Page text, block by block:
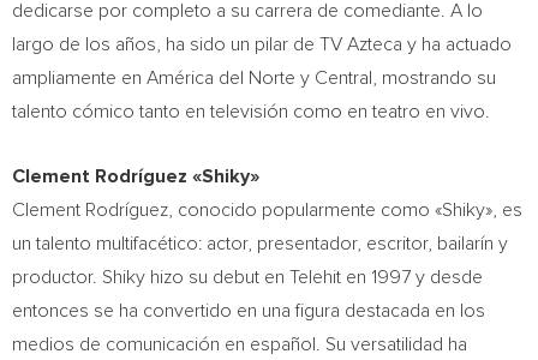
dedicarse por completo a su carrera de comediante. A lo
largo de los años, ha sido un pilar de TV Azteca y ha actuado
ampliamente en América del Norte y Central, mostrando su
talento cómico tanto en televisión como en teatro en vivo.
Clement Rodríguez «Shiky»
Clement Rodríguez, conocido popularmente como «Shiky», es
un talento multifacético: actor, presentador, escritor, bailarín y
productor. Shiky hizo su debut en Telehit en 1997 y desde
entonces se ha convertido en una figura destacada en los
medios de comunicación en español. Su versatilidad ha